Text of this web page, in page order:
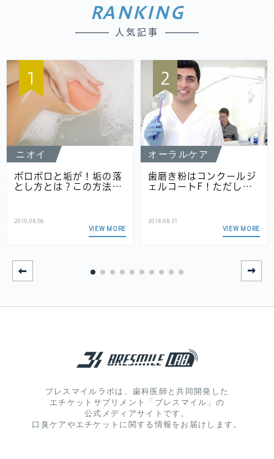
RANKING
人気記事
1
ニオイ
ポロポロと垢が！垢の落
とし方とは？この方法…
2019.08.06
VIEW MORE
2
オーラルケア
歯磨き粉はコンクールジ
ェルコートF！ただし…
2018.08.31
VIEW MORE
ブレスマイルラボは、歯科医師と共同開発した
エチケットサプリメント「ブレスマイル」の
公式メディアサイトです。
口臭ケアやエチケットに関する情報をお届けします。